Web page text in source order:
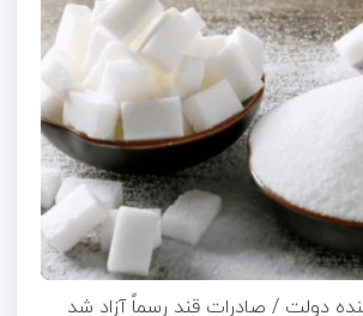
دولت / صادرات قند رسماً آزاد شد